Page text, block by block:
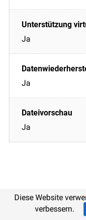
Ja
Ja
Ja
Diese Website
verbessern.